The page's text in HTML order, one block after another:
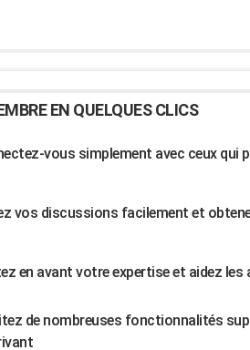
EN QUELQUES CLICS
vous simplement avec ceux qui
vos discussions facilement et
en avant votre expertise et aidez les
de nombreuses fonctionnalités